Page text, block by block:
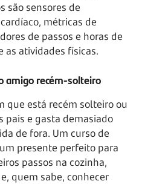
são sensores de
métricas de
de passos e horas de
as atividades físicas.
amigo recém-solteiro
que está recém solteiro ou
pais e gasta demasiado
de fora. Um curso de
presente perfeito para
passos na cozinha,
quem sabe, conhecer